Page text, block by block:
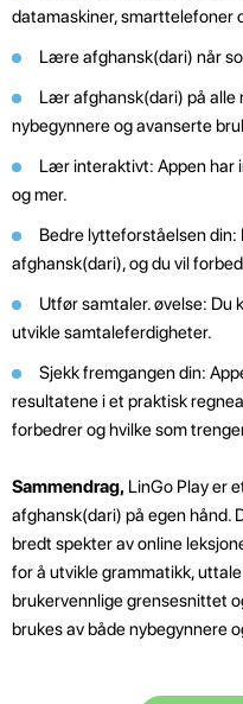
datamaskiner, smarttelefoner
Lære afghansk(dari) når
Lær afghansk(dari) på alle
nybegynnere og avanserte
Lær interaktivt: Appen har
og mer.
Bedre lytteforståelsen din:
afghansk(dari), og du vil
Utfør samtaler. øvelse: Du
utvikle samtaleferdigheter.
Sjekk fremgangen din:
resultatene i et praktisk
forbedrer og hvilke som
Sammendrag, LinGo Play er
afghansk(dari) på egen hånd.
bredt spekter av online
for å utvikle grammatikk,
brukervennlige grensesnittet
brukes av både nybegynnere